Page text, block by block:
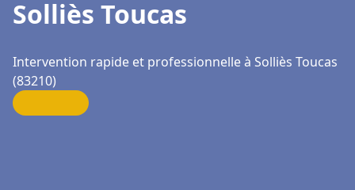
Solliès Toucas
Intervention rapide et professionnelle à Solliès Toucas
(83210)